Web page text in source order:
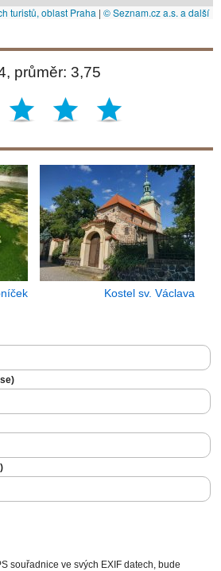
turistů, oblast Praha | © Seznam.cz a.s. a další
průměr: 3,75
Kostel sv. Václava
souřadnice ve svých EXIF datech, bude